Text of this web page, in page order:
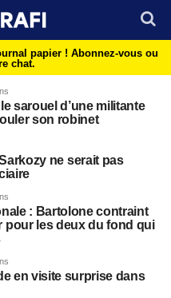
papier ! Abonnez-vous ou
chat.
sarouel d’une militante
son robinet
ne serait pas
: Bartolone contraint
pour les deux du fond qui
en visite surprise dans